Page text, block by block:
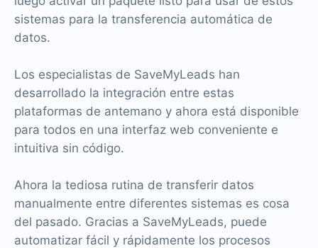
sistemas para la transferencia automática de
datos.
Los especialistas de SaveMyLeads han
desarrollado la integración entre estas
plataformas de antemano y ahora está disponible
para todos en una interfaz web conveniente e
intuitiva sin código.
Ahora la tediosa rutina de transferir datos
manualmente entre diferentes sistemas es cosa
del pasado. Gracias a SaveMyLeads, puede
automatizar fácil y rápidamente los procesos